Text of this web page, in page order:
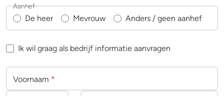
De heer Mevrouw Anders / geen aanhef
Aanhef
Ik wil graag als bedrijf informatie aanvragen
Voornaam *